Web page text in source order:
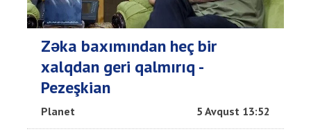
Zəka baxımından heç bir
xalqdan geri qalmırıq -
Pezeşkian
Planet 5 Avqust 13:52